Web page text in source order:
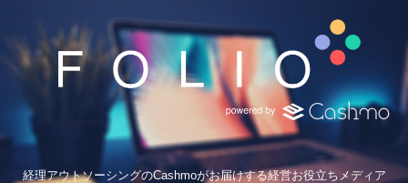
経理アウトソーシングのCashmoがお届けする経営お役立ちメディア